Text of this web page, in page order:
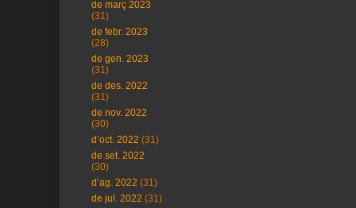
de març 2023
(31)
de febr. 2023
(28)
de gen. 2023
(31)
de des. 2022
(31)
de nov. 2022
(30)
d’oct. 2022 (31)
de set. 2022
(30)
d’ag. 2022 (31)
de jul. 2022 (31)